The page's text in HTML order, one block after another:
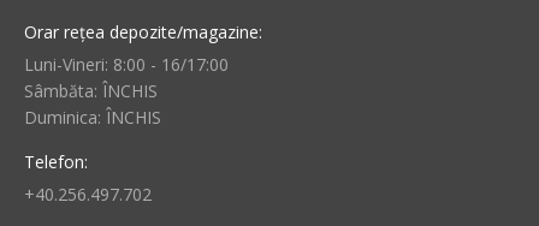
Orar rețea depozite/magazine:
Luni-Vineri: 8:00 - 16/17:00
Sâmbăta: ÎNCHIS
Duminica: ÎNCHIS
Telefon:
+40.256.497.702